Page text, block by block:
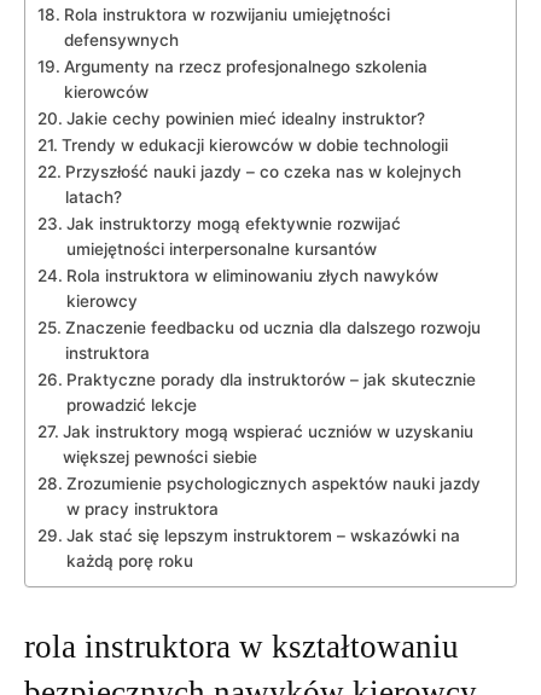
Rola instruktora w rozwijaniu umiejętności
defensywnych
Argumenty na rzecz ⁤profesjonalnego ⁣szkolenia
kierowców
Jakie cechy powinien mieć idealny instruktor?
Trendy w edukacji kierowców‍ w dobie technologii
Przyszłość ⁤nauki jazdy ‍– co czeka nas w⁤ kolejnych
latach?
Jak instruktorzy mogą efektywnie rozwijać
umiejętności interpersonalne kursantów
Rola ‍instruktora w eliminowaniu złych nawyków​
kierowcy
Znaczenie‌ feedbacku od ucznia dla dalszego rozwoju
instruktora
Praktyczne‌ porady ‌dla instruktorów – jak skutecznie
prowadzić ‌lekcje
Jak⁣ instruktory mogą wspierać uczniów w⁣ uzyskaniu
większej pewności siebie
Zrozumienie psychologicznych⁣ aspektów nauki ​jazdy
w pracy instruktora
Jak stać się lepszym instruktorem‌ – wskazówki na
każdą‌ porę roku
rola instruktora w kształtowaniu